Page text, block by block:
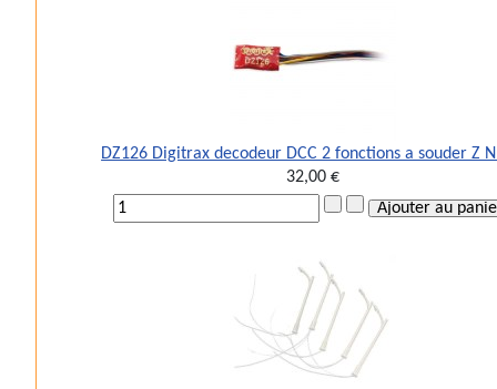
DZ126 Digitrax decodeur DCC 2 fonctions a souder Z
32,00 €